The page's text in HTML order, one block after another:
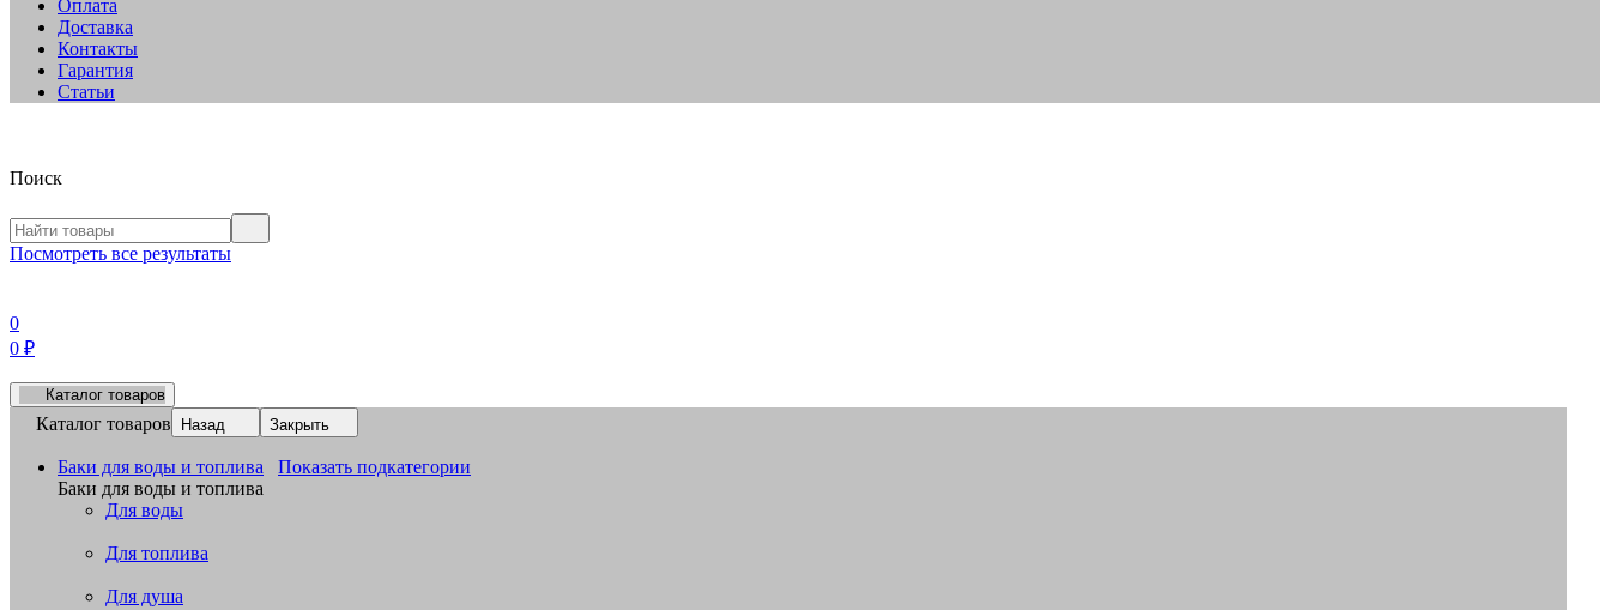
Оплата
Доставка
Контакты
Гарантия
Статьи
Поиск
Посмотреть все результаты
0
0 ₽
Каталог товаров
Каталог товаров Назад Закрыть
Баки для воды и топлива
Показать подкатегории
Баки для воды и топлива
Для воды
Для топлива
Для душа